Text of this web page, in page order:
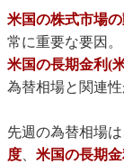
米国の株式市場の
常に重要な要因。
米国の長期金利(
為替相場と関連性
先週の為替相場は
度、 米国の長期